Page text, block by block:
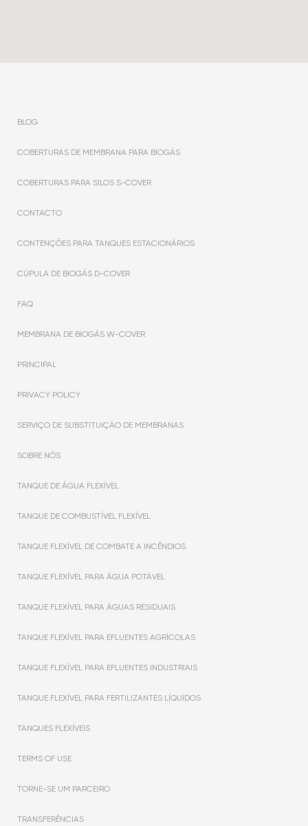
BLOG
COBERTURAS DE MEMBRANA PARA BIOGÁS
COBERTURAS PARA SILOS S-COVER
CONTACTO
CONTENÇÕES PARA TANQUES ESTACIONÁRIOS
CÚPULA DE BIOGÁS D-COVER
FAQ
MEMBRANA DE BIOGÁS W-COVER
PRINCIPAL
PRIVACY POLICY
SERVIÇO DE SUBSTITUIÇÃO DE MEMBRANAS
SOBRE NÓS
TANQUE DE ÁGUA FLEXÍVEL
TANQUE DE COMBUSTÍVEL FLEXÍVEL
TANQUE FLEXÍVEL DE COMBATE A INCÊNDIOS
TANQUE FLEXÍVEL PARA ÁGUA POTÁVEL
TANQUE FLEXÍVEL PARA ÁGUAS RESIDUAIS
TANQUE FLEXÍVEL PARA EFLUENTES AGRÍCOLAS
TANQUE FLEXÍVEL PARA EFLUENTES INDUSTRIAIS
TANQUE FLEXÍVEL PARA FERTILIZANTES LÍQUIDOS
TANQUES FLEXÍVEIS
TERMS OF USE
TORNE-SE UM PARCEIRO
TRANSFERÊNCIAS